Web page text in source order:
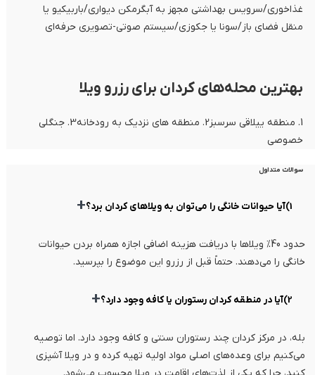
غذاخوری/سرویس بهداشتی مجهز به آبگرمکن دیواری/باربیکیو یا
منقل فضای باز/سونا یا جکوزی/سیستم صوتی-تصویری حرفه‌ای
بهترین محله‌های کردان برای رزرو ویلا
1. منطقه ییلاقی سرسبز2. منطقه های نزدیک به رودخانه3. جنگلی
خصوصی
سوالات متداول
1)آیا حیوانات خانگی را می‌توان به ویلاهای کردان برد؟ +
حدود 40% ویلاها با دریافت هزینه اضافی اجازه همراه بردن حیوانات
خانگی را می‌دهند. حتماً قبل از رزرو این موضوع را بپرسید.
2)آیا در منطقه کردان رستوران یا کافه وجود دارد؟ +
بله، در مرکز کردان چند رستوران سنتی و کافه وجود دارد. اما توصیه
می‌کنیم برای وعده‌های اصلی مواد اولیه تهیه کرده و در ویلا آشپزی